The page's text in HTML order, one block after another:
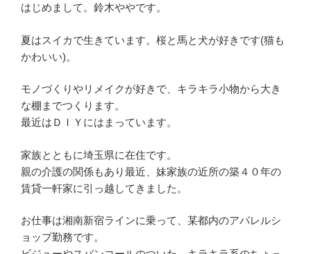
はじめまして。鈴木ややです。
夏はスイカで生きています。桜と馬と犬が好きです(猫も
かわいい)。
モノづくりやリメイクが好きで、キラキラ小物から大き
な棚までつくります。
最近はＤＩＹにはまっています。
家族とともに埼玉県に在住です。
親の介護の関係もあり最近、妹家族の近所の築４０年の
賃貸一軒家に引っ越してきました。
お仕事は湘南新宿ラインに乗って、某都内のアパレルシ
ョップ勤務です。